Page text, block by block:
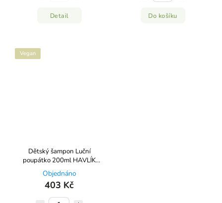
Detail Do košíku
Vegan
Dětský šampon Luční
poupátko 200ml HAVLÍK
APOTÉKA
Objednáno
403 Kč